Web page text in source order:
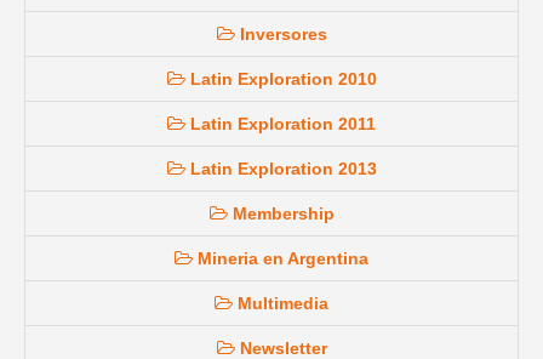
Inversores
Latin Exploration 2010
Latin Exploration 2011
Latin Exploration 2013
Membership
Mineria en Argentina
Multimedia
Newsletter